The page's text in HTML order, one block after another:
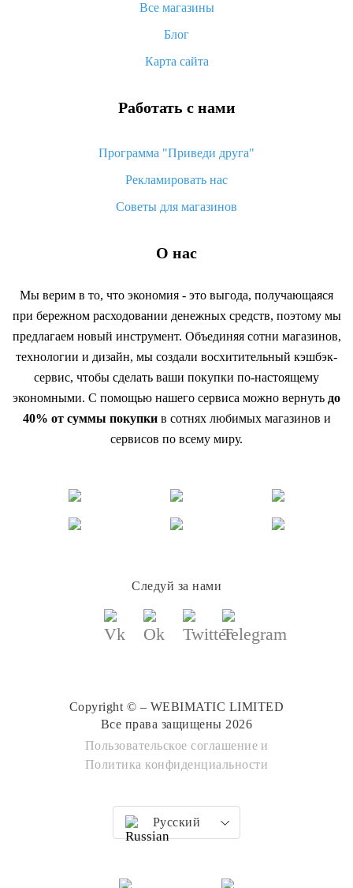
возврата денег
Все магазины
Блог
Карта сайта
Работать с нами
Программа "Приведи друга"
Рекламировать нас
Советы для магазинов
О нас
Мы верим в то, что экономия - это выгода, получающаяся
при бережном расходовании денежных средств, поэтому мы
предлагаем новый инструмент. Объединяя сотни магазинов,
технологии и дизайн, мы создали восхитительный кэшбэк-
сервис, чтобы сделать ваши покупки по-настоящему
экономными. С помощью нашего сервиса можно вернуть до
40% от суммы покупкив сотнях любимых магазинов и
сервисов по всему миру.
Следуй за нами
Copyright © – WEBIMATIC LIMITED
Все права защищены 2026
Пользовательское соглашение и
Политика конфиденциальности
Русский